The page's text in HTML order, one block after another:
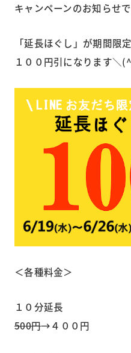
キャンペーンのお知らせ
「延長ほぐし」が期間限定
１００円引になります＼
＜各種料金＞
１０分延長
500円→４００円